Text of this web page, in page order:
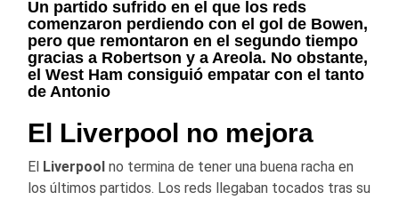
Un partido sufrido en el que los reds
comenzaron perdiendo con el gol de Bowen,
pero que remontaron en el segundo tiempo
gracias a Robertson y a Areola. No obstante,
el West Ham consiguió empatar con el tanto
de Antonio
El Liverpool no mejora
El Liverpool no termina de tener una buena racha en
los últimos partidos. Los reds llegaban tocados tras su